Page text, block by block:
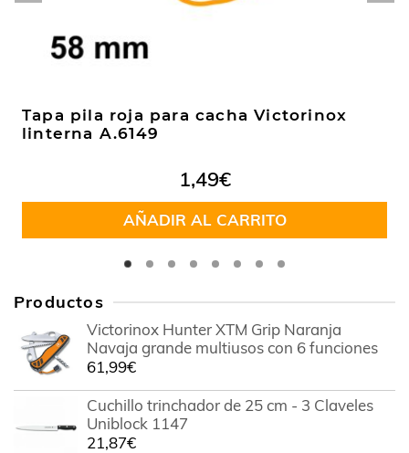
Tapa pila roja para cacha Victorinox
linterna A.6149
1,49€
AÑADIR AL CARRITO
Productos
Victorinox Hunter XTM Grip Naranja
Navaja grande multiusos con 6 funciones
61,99€
Cuchillo trinchador de 25 cm - 3 Claveles
Uniblock 1147
21,87€